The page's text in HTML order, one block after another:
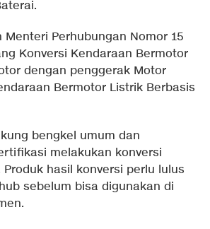
Menteri Perhubungan Nomor 15
Konversi Kendaraan Bermotor
dengan penggerak Motor
Bermotor Listrik Berbasis
bengkel umum dan
melakukan konversi
hasil konversi perlu lulus
sebelum bisa digunakan di